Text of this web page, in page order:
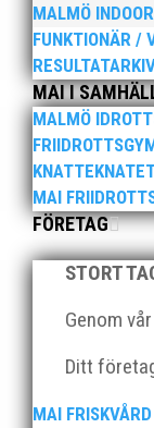
MALMÖ
FUNKTIONÄR /
MAI I
MALMÖ
MAI
FÖRETAG
STORT
Genom
Ditt
MAI FRISKVÅRD
MAI:s-
Hjälp